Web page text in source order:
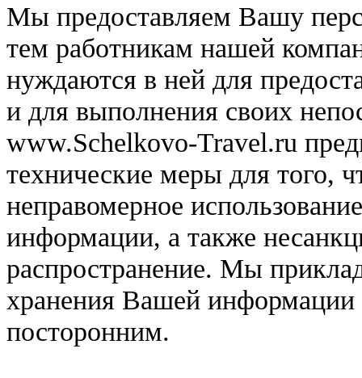
Мы предоставляем Вашу
тем работникам нашей
нуждаются в ней для
и для выполнения своих
www.Schelkovo-Travel.ru
технические меры для того,
неправомерное
информации, а также
распространение. Мы
хранения Вашей информации
посторонним.